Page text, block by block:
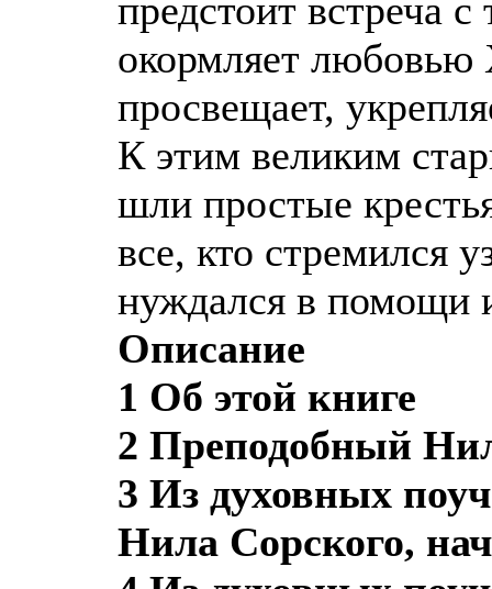
предстоит встреча
окормляет любовью
просвещает,
К этим великим
шли простые
все, кто стремился
нуждался в помощи
Описание
1 Об этой книге
2 Преподобный
3 Из духовных
Нила Сорского,